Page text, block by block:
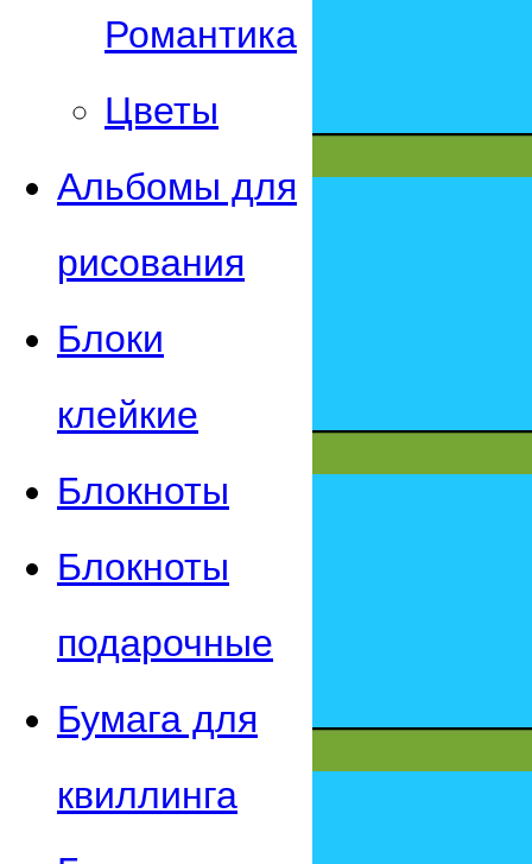
Романтика
Цветы
Альбомы для
рисования
Блоки
клейкие
Блокноты
Блокноты
подарочные
Бумага для
квиллинга